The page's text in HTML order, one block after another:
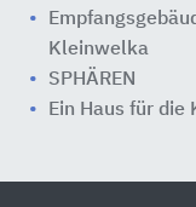
Kleinwelka
SPHÄREN
Ein Haus für die